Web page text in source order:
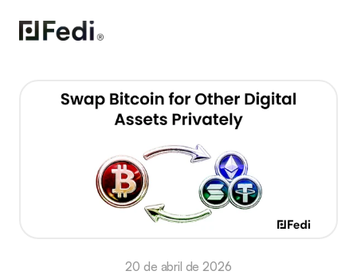
20 de abril de 2026